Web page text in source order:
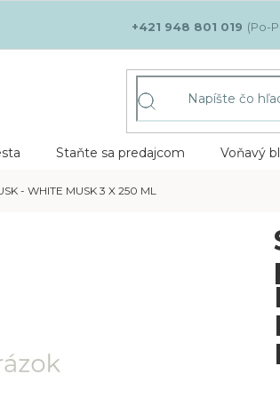
+421 948 801 019
Staňte sa predajcom Voňavý
- WHITE MUSK 3 X 250 ML